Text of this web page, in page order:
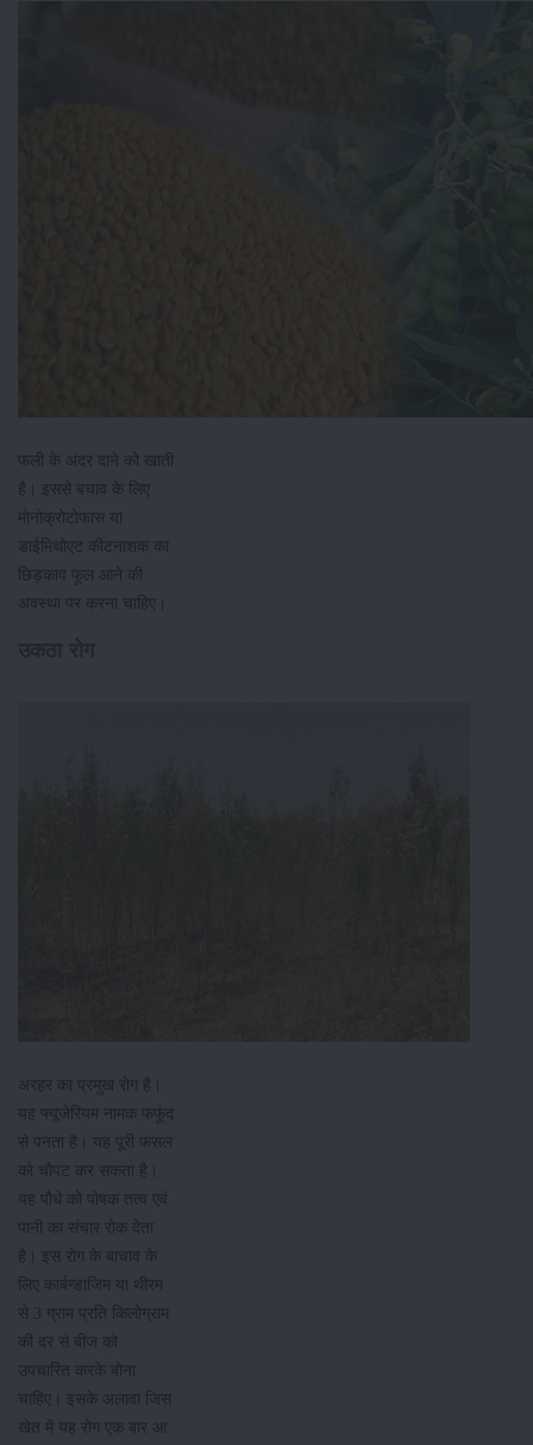
फली के अंदर दाने को खाती
है। इससे बचाव के लिए
मोनोक्रोटोफास या
डाईमिथोएट कीटनाशक का
छिड़काव फूल आने की
अवस्था पर करना चाहिए।
अरहर का प्रमुख रोग है।
यह फ्यूजेरियम नामक फफूंद
से पनता है। यह पूरी फसल
को चौपट कर सकता है।
यह पौधे को पोषक तत्व एवं
पानी का संचार रोक देता
है। इस रोग के बाचाव के
लिए कार्बन्डाजिम या थीरम
से 3 ग्राम प्रति किलोग्राम
की दर से बीज को
उपचारित करके बोना
चाहिए। इसके अलावा जिस
खेत में यह रोग एक बार आ